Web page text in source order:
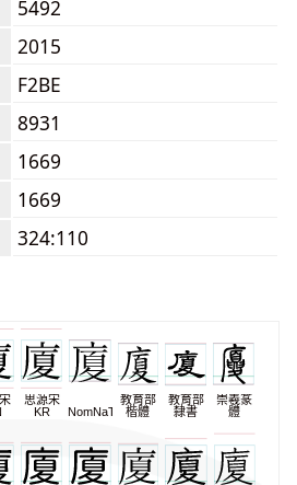
5492
2015
F2BE
8931
1669
1669
324:110
思源宋
KR
NomNaTong
教育部
楷體
教育部
隸書
崇羲篆
體